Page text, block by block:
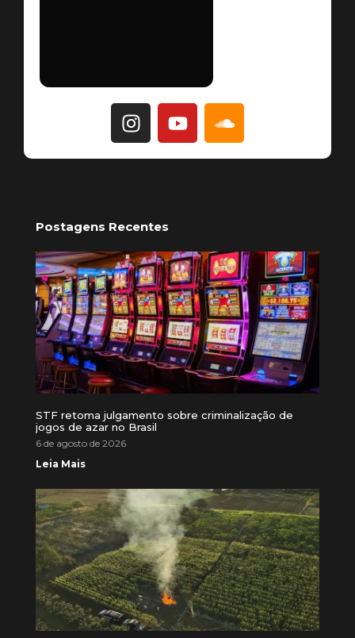
Postagens Recentes
STF retoma julgamento sobre criminalização de
jogos de azar no Brasil
6 de agosto de 2026
Leia Mais